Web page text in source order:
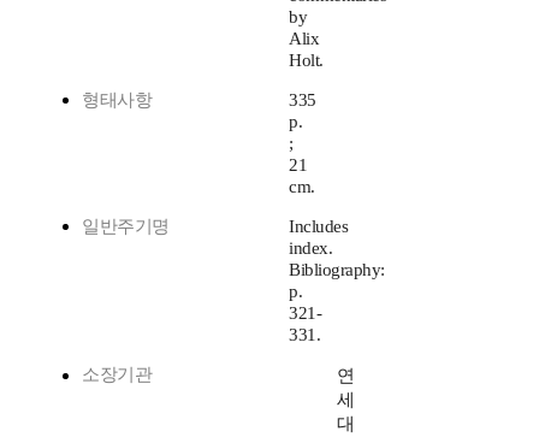
by
Alix
Holt.
형태사항
335
p.
;
21
cm.
일반주기명
Includes
index.
Bibliography:
p.
321-
331.
소장기관
연
세
대